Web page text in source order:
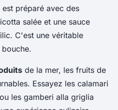
préparé avec des
salée et une sauce
C'est une véritable
de la mer, les fruits de
Essayez les calamari
les gamberi alla griglia